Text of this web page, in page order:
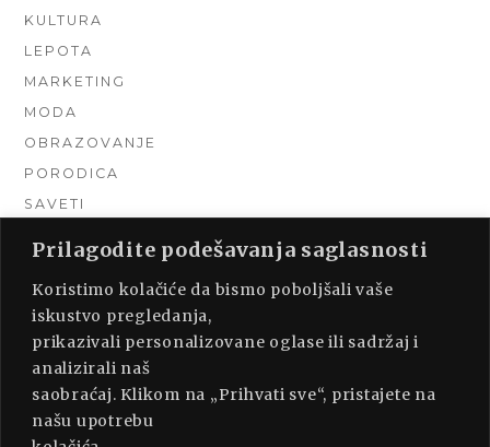
Prilagodite podešavanja saglasnosti
Koristimo kolačiće da bismo poboljšali vaše
iskustvo pregledanja,
prikazivali personalizovane oglase ili sadržaj i
analizirali naš
saobraćaj. Klikom na „Prihvati sve“, pristajete na
našu upotrebu
KULTURA
LEPOTA
MARKETING
MODA
OBRAZOVANJE
PORODICA
SAVETI
TURIZAM
UNCATEGORIZED
URADI SAM
UREĐENJE DOMA
ZDRAVLJE